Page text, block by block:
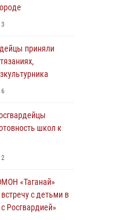
3
приняли
6
школ к
2
«Таганай»
с детьми в
Росгвардией»